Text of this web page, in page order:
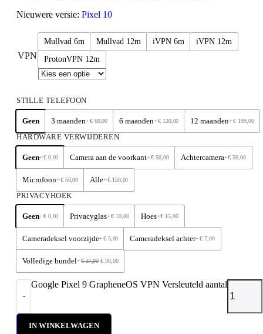
Nieuwere versie: Pixel 10
VPN
Mullvad 6m Mullvad 12m iVPN 6m
iVPN 12m
ProtonVPN 12m
STILLE TELEFOON
Geen 3 maanden+€60,00 6 maanden+€ 120,00 12 maanden+ € 199,00
HARDWARE VERWIJDEREN
Geen+€0,00 Camera aan de voorkant+ € 50,00 Achtercamera+€ 50,00
Microfoon+€50,00 Alle+€ 150,00
PRIVACYHOEK
Geen+€0,00 Privacyglas+ € 10,00 Hoes+€ 15,00
Cameradeksel voorzijde+€5,00 Cameradeksel achter+ € 7,00
Volledige bundel+€37,00 € 30,00
-
Google Pixel 9 GrapheneOS VPN Versleuteld aantal
IN WINKELWAGEN